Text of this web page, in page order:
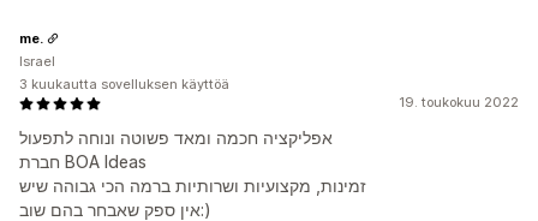
19. toukokuu 2022
אפליקציה חכמה ומאד פשוטה ונוחה לתפעול
חברת BOA Ideas
זמינות, מקצועיות ושרותיות ברמה הכי גבוהה שיש
אין ספק שאבחר בהם שוב:)
me.
Israel
3 kuukautta sovelluksen käyttöä